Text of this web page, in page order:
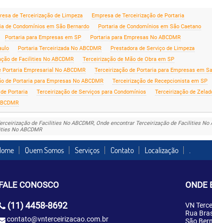
de Terceirização de Limpeza
Empresa de Terceirização de Portaria
de Condomínios em São Bernardo
Portaria de Condomínios em São Caetano
Portaria para Empresas em SP
Portaria para Empresas No ABCDMR
Portaria Terceirizada No ABCDMR
Prestadora de Serviço de Limpeza
de Facilities No ABCDMR
Terceirização de Mão de Obra em SP
Portaria Empresarial No ABCDMR
Terceirização de Portaria para Empresas em
de Portaria para Empresas No ABCDMR
Terceirização de Recepcionista em SP
Portaria Terceirização de Serviços para Condomínios
Terceirização de
de Facilities No ABCDMR, Onde encontrar Terceirização de Facilities No
No ABCDMR
Quem Somos Serviços Contato Localização
CONOSCO
(11) 4458-8692
contato@vnterceirizacao.com.br
ONDE
VN
Rua
São